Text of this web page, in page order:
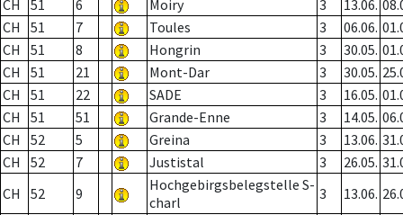
CH 51 6 Moiry 3 13.06.
CH
51 7 Toules 3 06.06.
CH
51 8 Hongrin 3 30.05.
CH
51 21 Mont-Dar 3 30.05.
CH
51 22 SADE 3 16.05.
CH
51 51 Grande-Enne 3 14.05.
CH
52 5 Greina 3 13.06.
CH
52 7 Justistal 3 26.05.
CH
52 9
Hochgebirgsbelegstelle S-
charl
3 13.06.